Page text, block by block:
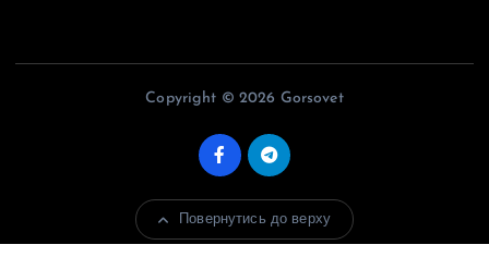
Copyright © 2026 Gorsovet
Повернутись до верху